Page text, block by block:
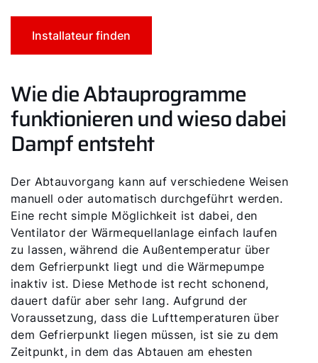
Installateur finden
Wie die Abtauprogramme
funktionieren und wieso dabei
Dampf entsteht
Der Abtauvorgang kann auf verschiedene Weisen
manuell oder automatisch durchgeführt werden.
Eine recht simple Möglichkeit ist dabei, den
Ventilator der Wärmequellanlage einfach laufen
zu lassen, während die Außentemperatur über
dem Gefrierpunkt liegt und die Wärmepumpe
inaktiv ist. Diese Methode ist recht schonend,
dauert dafür aber sehr lang. Aufgrund der
Voraussetzung, dass die Lufttemperaturen über
dem Gefrierpunkt liegen müssen, ist sie zu dem
Zeitpunkt, in dem das Abtauen am ehesten
Servus!
Wie können wir Ihnen helfen?
Produktberatung
Fachhandwerker finden
Wichtige Links
5 Jahre Garantie